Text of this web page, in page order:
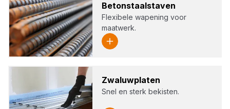
Beton­staal­sta­ven
Flexibele wapening voor
maatwerk.
Zwa­luw­pla­ten
Snel en sterk bekisten.